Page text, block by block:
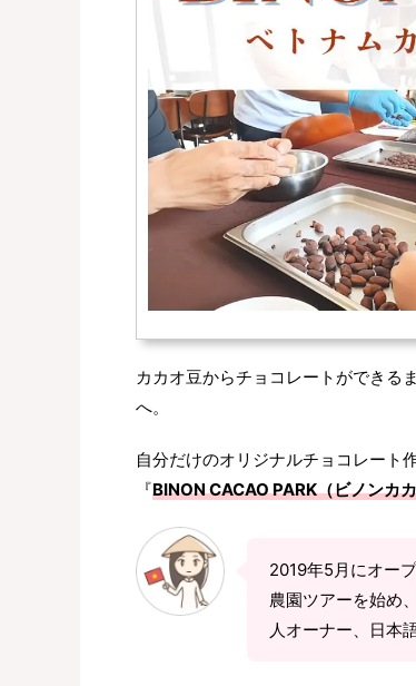
カカオ豆からチョコレートができる
へ。
自分だけのオリジナルチョコレート
『BINON CACAO PARK（ビノンカ
2019年5月にオー
農園ツアーを始め
人オーナー、日本